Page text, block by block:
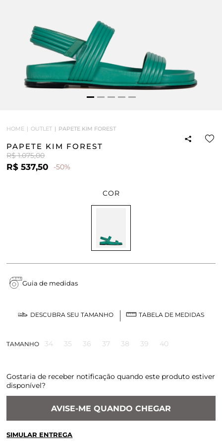
HOME OUTLET PAPETE KIM FOREST
PAPETE KIM FOREST
R$ 1.075,00
R$ 537,50 -50%
COR
Guia de medidas
DESCUBRA SEU TAMANHO TABELA DE MEDIDAS
TAMANHO 34 35 36 37 38 39 40
Gostaria de receber notificação quando este produto estiver
disponível?
AVISE-ME QUANDO CHEGAR
SIMULAR ENTREGA